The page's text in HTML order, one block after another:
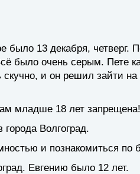
было 13 декабря, четверг.
было очень серым. Пете
и он решил зайти на
младше 18 лет запрещена!
Волгоград.
и познакомиться по
Евгению было 12 лет.